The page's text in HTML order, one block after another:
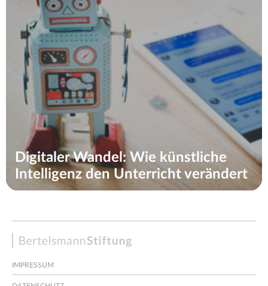
Digitaler Wandel: Wie künstliche
Intelligenz den Unterricht verändert
Bertelsmann
Stiftung
IMPRESSUM